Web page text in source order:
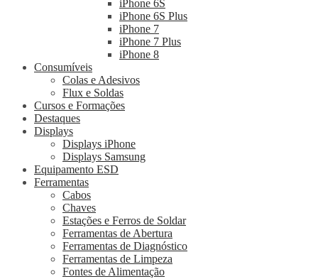
iPhone 6S
iPhone 6S Plus
iPhone 7
iPhone 7 Plus
iPhone 8
Consumíveis
Colas e Adesivos
Flux e Soldas
Cursos e Formações
Destaques
Displays
Displays iPhone
Displays Samsung
Equipamento ESD
Ferramentas
Cabos
Chaves
Estações e Ferros de Soldar
Ferramentas de Abertura
Ferramentas de Diagnóstico
Ferramentas de Limpeza
Fontes de Alimentação